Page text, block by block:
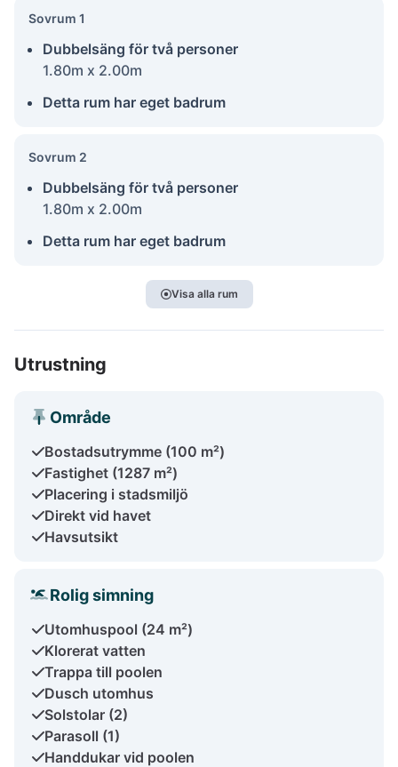
Sovrum 1
Dubbelsäng för två personer
1.80m x 2.00m
Detta rum har eget badrum
Sovrum 2
Dubbelsäng för två personer
1.80m x 2.00m
Detta rum har eget badrum
Visa alla rum
Utrustning
Område
Bostadsutrymme (100 m²)
Fastighet (1287 m²)
Placering i stadsmiljö
Direkt vid havet
Havsutsikt
Rolig simning
Utomhuspool (24 m²)
Klorerat vatten
Trappa till poolen
Dusch utomhus
Solstolar (2)
Parasoll (1)
Handdukar vid poolen